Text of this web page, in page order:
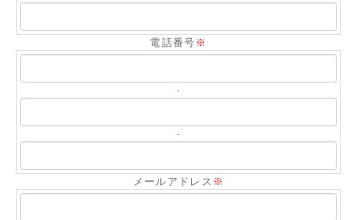
電話番号 ※
-
-
メールアドレス ※